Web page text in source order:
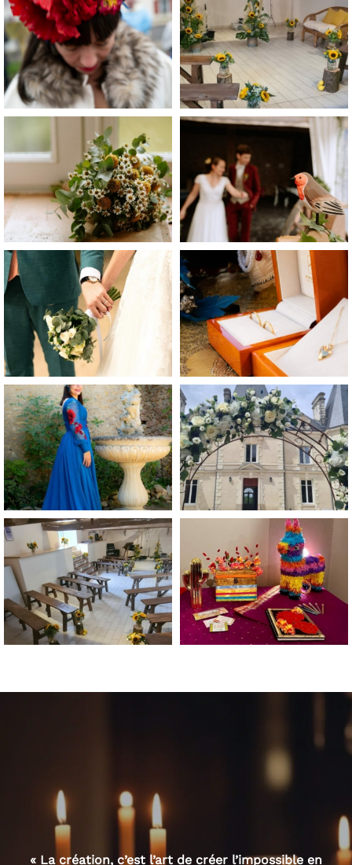
« La création, c’est l’art de créer l’impossible en